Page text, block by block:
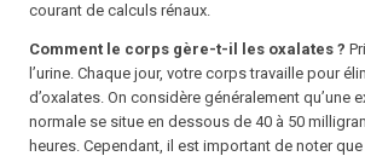
courant de calculs rénaux.
Comment le corps gère-t-il les oxalates ?
l’urine. Chaque jour, votre corps travaille pour
d’oxalates. On considère généralement qu’une
normale se situe en dessous de 40 à 50
heures. Cependant, il est important de noter